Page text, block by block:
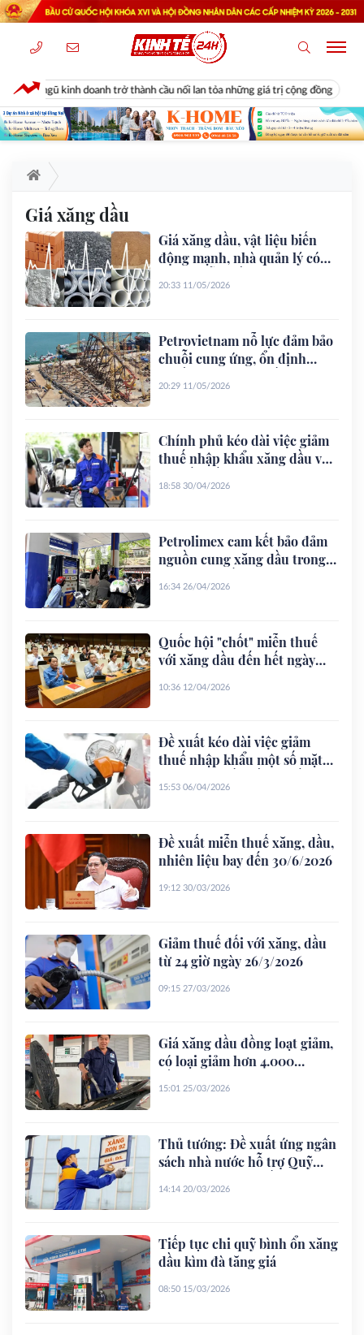
ngũ kinh doanh trở thành cầu nối lan tỏa những giá trị cộng đồng
Giá xăng dầu
Giá xăng dầu, vật liệu biến
động mạnh, nhà quản lý có
đồng xây dựng
20:33 11/05/2026
Petrovietnam nỗ lực đảm bảo
chuỗi cung ứng, ổn định
20:29 11/05/2026
Chính phủ kéo dài việc giảm
thuế nhập khẩu xăng dầu về
18:58 30/04/2026
Petrolimex cam kết bảo đảm
nguồn cung xăng dầu trong
16:34 26/04/2026
Quốc hội "chốt" miễn thuế
với xăng dầu đến hết ngày
10:36 12/04/2026
Đề xuất kéo dài việc giảm
thuế nhập khẩu một số mặt
30/6/2026
15:53 06/04/2026
Đề xuất miễn thuế xăng, dầu,
nhiên liệu bay đến 30/6/2026
19:12 30/03/2026
Giảm thuế đối với xăng, dầu
từ 24 giờ ngày 26/3/2026
09:15 27/03/2026
Giá xăng dầu đồng loạt giảm,
có loại giảm hơn 4.000
15:01 25/03/2026
Thủ tướng: Đề xuất ứng ngân
sách nhà nước hỗ trợ Quỹ
14:14 20/03/2026
Tiếp tục chi quỹ bình ổn xăng
dầu kìm đà tăng giá
08:50 15/03/2026